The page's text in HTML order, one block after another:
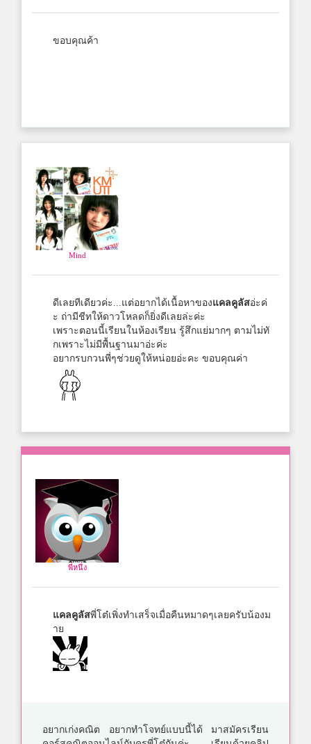
ขอบคุณค้า
Mind
ดีเลยทีเดียวค่ะ...แต่อยากได้เนื้อหาของแคลคูลัสอ่ะค่
ะ ถ่ามีชีทให้ดาวโหลดก็ยิ่งดีเลยล่ะค่ะ
เพราะตอนนี้เรียนในห้องเรียน รู้สึกแย่มากๆ ตามไม่ทั
กเพราะไม่มีพื้นฐานมาอ่ะค่ะ
อยากรบกวนพี่ๆช่วยดูให้หน่อยอ่ะคะ ขอบคุณค่า
พี่หนึ่ง
แคลคูลัสพี่โต๋เพิ่งทำเสร็จเมื่อคืนหมาดๆเลยครับน้องม
าย
อยากเก่งคณิต อยากทำโจทย์แบบนี้ได้ มาสมัครเรียน